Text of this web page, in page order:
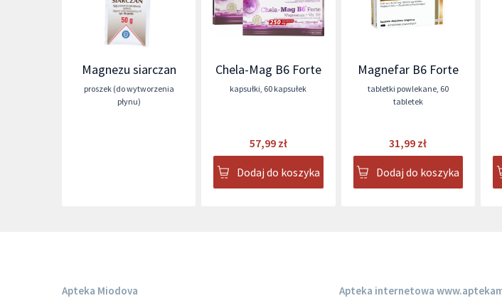
Magnezu siarczan
proszek (do wytworzenia
płynu)
Chela-Mag B6 Forte
kapsułki, 60 kapsułek
57,99 zł
Dodaj do koszyka
Magnefar B6 Forte
tabletki powlekane, 60
tabletek
31,99 zł
Dodaj do koszyka
Apteka Miodova Apteka internetowa